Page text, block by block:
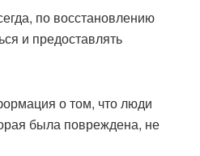
по восстановлению
и предоставлять
о том, что люди
была повреждена, не